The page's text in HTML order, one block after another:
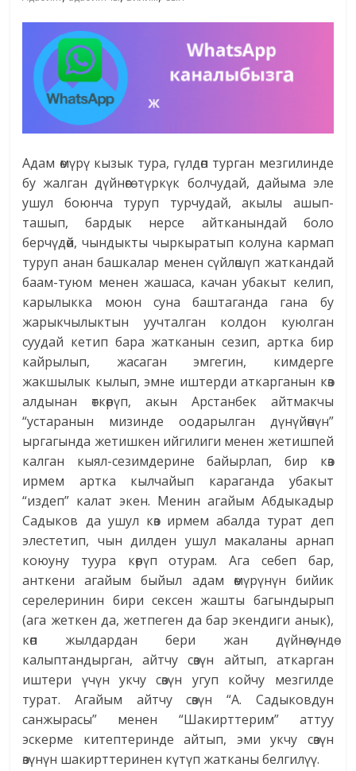
Адам өмүрү кызык тура, гүлдөп турган мезгилинде
бу жалган дүйнөгө түркүк болчудай, дайыма эле
ушул боюнча туруп турчудай, акылы ашып-
ташып, бардык нерсе айтканындай боло
берчүдөй, чындыкты чыркыратып колуна кармап
туруп анан башкалар менен сүйлөшүп жаткандай
баам-туюм менен жашаса, качан убакыт келип,
карылыкка моюн суна баштаганда гана бу
жарыкчылыктын уучталган колдон куюлган
cуудай кетип бара жатканын сезип, артка бир
кайрылып, жасаган эмгегин, кимдерге
жакшылык кылып, эмне иштерди аткарганын көз
алдынан өткөрүп, акын Арстанбек айтмакчы
“устаранын мизинде оодарылган дүнүйөнүн”
ыргагында жетишкен ийгилиги менен жетишпей
калган кыял-ceзимдеринe байырлап, бир көз
ирмем артка кылчайып караганда убакыт
“издеп” калат экен. Менин агайым Абдыкадыр
Садыков да ушул көз ирмем абалда турат деп
элестетип, чын дилден ушул макаланы арнап
коюуну туура көрүп отурам. Ага себеп бар,
анткени агайым быйыл адам өмүрүнүн бийик
серелеринин бири сексен жашты багындырып
(ага жеткен да, жетпеген да бар экендиги анык),
көп жылдардан бери жан дүйнөсүндө
калыптандырган, айтчу сөзүн айтып, аткарган
иштери үчүн укчу сөзүн угуп койчу мезгилде
турат. Агайым айтчу сөзүн “А. Садыковдун
санжырасы” менен “Шакирттерим” аттуу
эскерме китептеринде айтып, эми укчу сөзүн
өзүнүн шакирттеринен күтүп жатканы белгилүү.